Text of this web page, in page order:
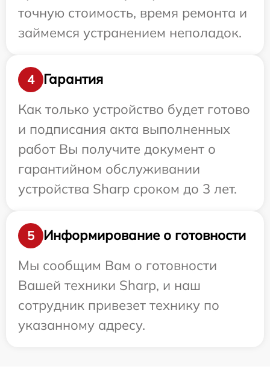
точную стоимость, время ремонта и
займемся устранением неполадок.
4
Гарантия
Как только устройство будет готово
и подписания акта выполненных
работ Вы получите документ о
гарантийном обслуживании
устройства Sharp сроком до 3 лет.
5
Информирование о готовности
Мы сообщим Вам о готовности
Вашей техники Sharp, и наш
сотрудник привезет технику по
указанному адресу.